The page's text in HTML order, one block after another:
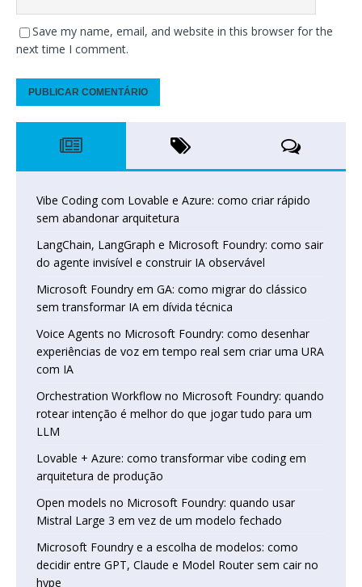
Save my name, email, and website in this browser for the
next time I comment.
Vibe Coding com Lovable e Azure: como criar rápido
sem abandonar arquitetura
LangChain, LangGraph e Microsoft Foundry: como sair
do agente invisível e construir IA observável
Microsoft Foundry em GA: como migrar do clássico
sem transformar IA em dívida técnica
Voice Agents no Microsoft Foundry: como desenhar
experiências de voz em tempo real sem criar uma URA
com IA
Orchestration Workflow no Microsoft Foundry: quando
rotear intenção é melhor do que jogar tudo para um
LLM
Lovable + Azure: como transformar vibe coding em
arquitetura de produção
Open models no Microsoft Foundry: quando usar
Mistral Large 3 em vez de um modelo fechado
Microsoft Foundry e a escolha de modelos: como
decidir entre GPT, Claude e Model Router sem cair no
hype